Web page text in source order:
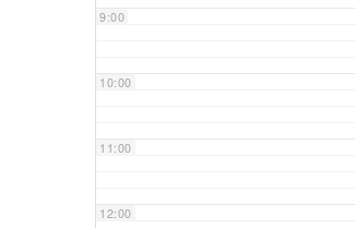
9:00
10:00
11:00
12:00